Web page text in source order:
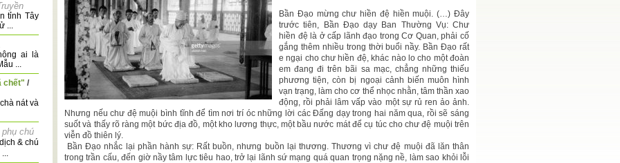
tỉnh Tây
...
ai là
...
chết" /
nát và
chú
& chú
Bần Đạo mừng chư hiền đệ hiền muội. (…) Đây
trước tiên, Bần Đạo dạy Ban Thường Vụ: Chư
hiền đệ là ở cấp lãnh đạo trong Cơ Quan, phải cố
gắng thêm nhiều trong thời buổi nầy. Bần Đạo rất
e ngại cho chư hiền đệ, khác nào lo cho một đoàn
em đang đi trên bãi sa mạc, chẳng những thiếu
phương tiện, còn bị ngoại cảnh biến muôn hình
vạn trạng, làm cho cơ thể nhọc nhằn, tâm thần xao
động, rồi phải lâm vấp vào một sự rủ ren ảo ảnh.
Nhưng nếu chư đệ muội bình tĩnh để tìm nơi trí óc những lời các Đấng dạy trong hai năm qua, rồi sẽ sáng
suốt và thấy rõ ràng một bức địa đồ, một kho lương thực, một bầu nước mát để cụ túc cho chư đệ muội trên
viễn đồ thiên lý.
Bần Đạo nhắc lại phần hành sự: Rất buồn, nhưng buồn lại thương. Thương vì chư đệ muội đã lăn thân
trong trần cấu, đến giờ nầy tâm lực tiêu hao, trở lại lãnh sứ mạng quá quan trọng nặng nề, làm sao khỏi lỗi